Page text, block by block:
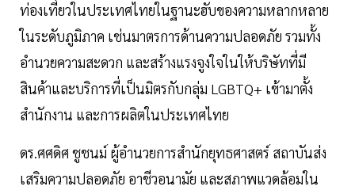
ท่องเที่ยวในประเทศไทยในฐานะฮับของความหลากหลาย
ในระดับภูมิภาค เช่นมาตรการด้านความปลอดภัย รวมทั้ง
อำนวยความสะดวก และสร้างแรงจูงใจในให้บริษัทที่มี
สินค้าและบริการที่เป็นมิตรกับกลุ่ม LGBTQ+ เข้ามาตั้ง
สำนักงาน และการผลิตในประเทศไทย
ดร.ศศดิศ ชูชนม์ ผู้อำนวยการสำนักยุทธศาสตร์ สถาบันส่ง
เสริมความปลอดภัย อาชีวอนามัย และสภาพแวดล้อมใน